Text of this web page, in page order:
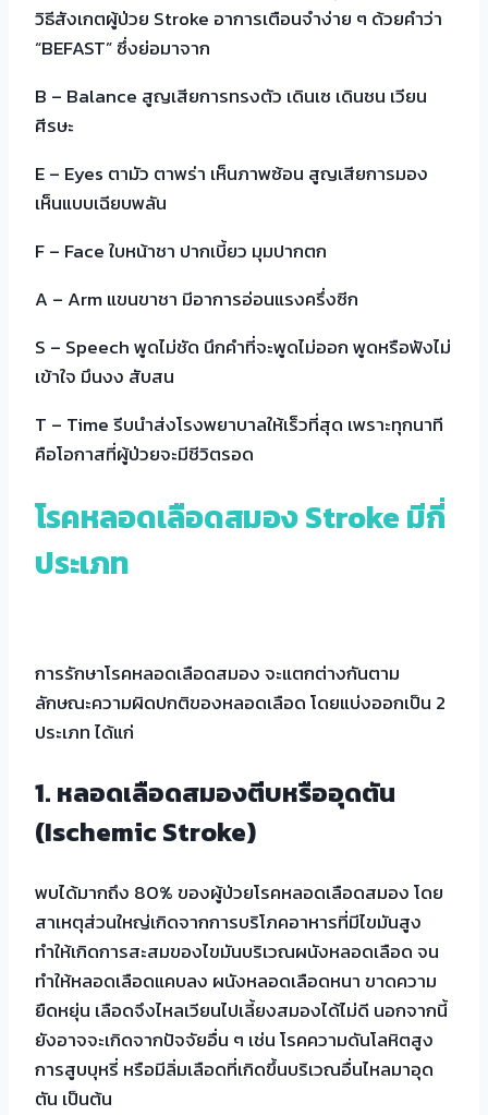
วิธีสังเกตผู้ป่วย Stroke อาการเตือนจำง่าย ๆ ด้วยคำว่า
“BEFAST” ซึ่งย่อมาจาก
B – Balance สูญเสียการทรงตัว เดินเซ เดินชน เวียน
ศีรษะ
E – Eyes ตามัว ตาพร่า เห็นภาพซ้อน สูญเสียการมอง
เห็นแบบเฉียบพลัน
F – Face ใบหน้าชา ปากเบี้ยว มุมปากตก
A – Arm แขนขาชา มีอาการอ่อนแรงครึ่งซีก
S – Speech พูดไม่ชัด นึกคำที่จะพูดไม่ออก พูดหรือฟังไม่
เข้าใจ มึนงง สับสน
T – Time รีบนำส่งโรงพยาบาลให้เร็วที่สุด เพราะทุกนาที
คือโอกาสที่ผู้ป่วยจะมีชีวิตรอด
โรคหลอดเลือดสมองStroke มีกี่
ประเภท
การรักษาโรคหลอดเลือดสมอง จะแตกต่างกันตาม
ลักษณะความผิดปกติของหลอดเลือด โดยแบ่งออกเป็น 2
ประเภท ได้แก่
1. หลอดเลือดสมองตีบหรืออุดตัน
(Ischemic Stroke)
พบได้มากถึง 80% ของผู้ป่วยโรคหลอดเลือดสมอง โดย
สาเหตุส่วนใหญ่เกิดจากการบริโภคอาหารที่มีไขมันสูง
ทำให้เกิดการสะสมของไขมันบริเวณผนังหลอดเลือด จน
ทำให้หลอดเลือดแคบลง ผนังหลอดเลือดหนา ขาดความ
ยืดหยุ่น เลือดจึงไหลเวียนไปเลี้ยงสมองได้ไม่ดี นอกจากนี้
ยังอาจจะเกิดจากปัจจัยอื่น ๆ เช่น โรคความดันโลหิตสูง
การสูบบุหรี่ หรือมีลิ่มเลือดที่เกิดขึ้นบริเวณอื่นไหลมาอุด
ตัน เป็นต้น